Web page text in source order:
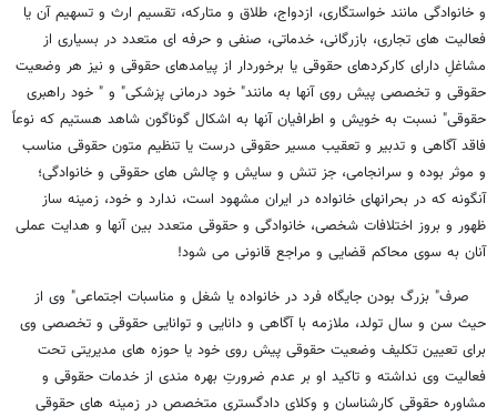
و خانوادگی مانند خواستگاری، ازدواج، طلاق و متارکه، تقسیم ارث و تسهیم آن یا
فعالیت های تجاری، بازرگانی، خدماتی، صنفی و حرفه ای متعدد در بسیاری از
مشاغلِ دارای کارکردهای حقوقی یا برخوردار از پیامدهای حقوقی و نیز هر وضعیت
حقوقی و تخصصی پیش روی آنها به مانند" خود درمانی پزشکی" و " خود راهبری
حقوقی" نسبت به خویش و اطرافیان آنها به اشکال گوناگون شاهد هستیم که نوعاً
فاقد آگاهی و تدبیر و تعقیب مسیر حقوقی درست یا تنظیم متون حقوقی مناسب
و موثر بوده و سرانجامی، جز تنش و سایش و چالش های حقوقی و خانوادگی؛
آنگونه که در بحرانهای خانواده در ایران مشهود است، ندارد و خود، زمینه ساز
ظهور و بروز اختلافات شخصی، خانوادگی و حقوقی متعدد بین آنها و هدایت عملی
آنان به سوی محاکم قضایی و مراجع قانونی می شود!
صرف" بزرگ بودن جایگاه فرد در خانواده یا شغل و مناسبات اجتماعی" وی از
حیث سن و سال تولد، ملازمه با آگاهی و دانایی و توانایی حقوقی و تخصصی وی
برای تعیین تکلیف وضعیت حقوقی پیش روی خود یا حوزه های مدیریتی تحت
فعالیت وی نداشته و تاکید او بر عدم ضرورتِ بهره مندی از خدمات حقوقی و
مشاوره حقوقی کارشناسان و وکلای دادگستری متخصص در زمینه های حقوقی